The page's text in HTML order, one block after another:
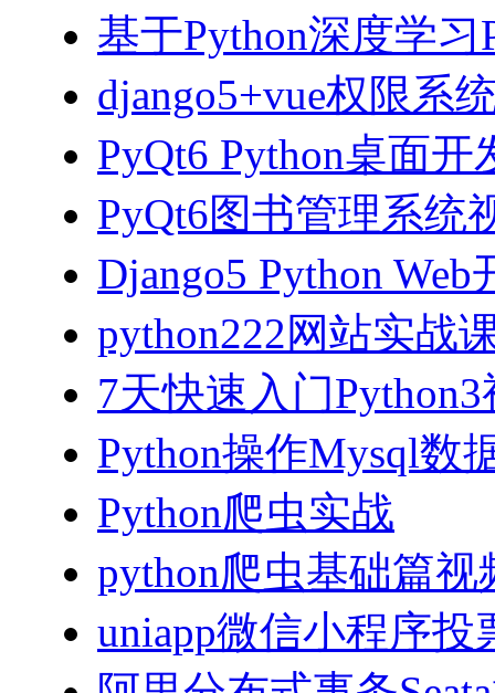
基于Python深度学
django5+vue权限系
PyQt6 Python桌面开
PyQt6图书管理系统
Django5 Python
python222网站实战
7天快速入门
Python操作Mysql数
Python爬虫实战
python爬虫基础篇视
uniapp微信小程序投